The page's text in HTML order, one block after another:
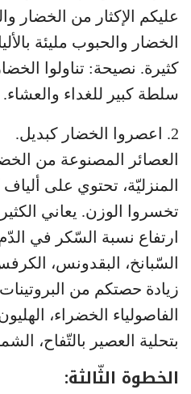
عليكم الإكثار من الخضار
الخضار والحبوب مليئة
كثيرة. نصيحة: تناولوا
سلطة كبير للغداء
2. اعصروا الخضار كبديل.
العصائر المصنوعة من
المنزليّة، تحتوي على
تخسروا الوزن. يعاني
ارتفاع نسبة السّكر في
السّبانخ، البقدونس،
زيادة حصتكم من
الفاصولياء الخضراء،
بتحلية العصير بالتّفاح،
الخطوة الثّالثة: